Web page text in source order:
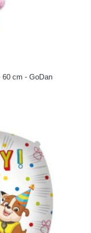
60 cm - GoDan